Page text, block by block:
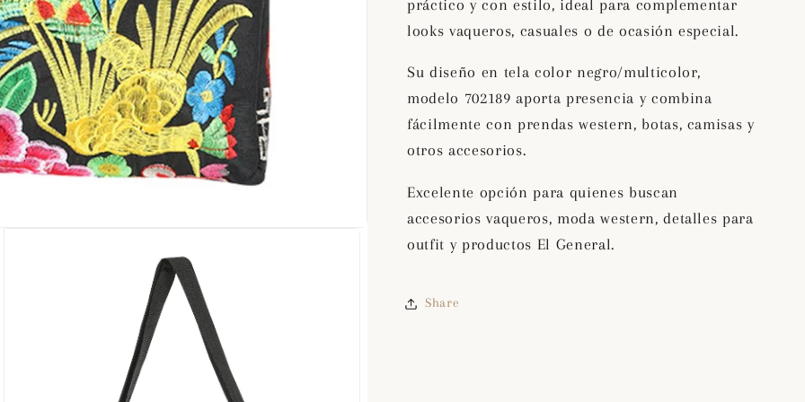
Color
Negro/Multicolor
Color
Negro/Multicolor
práctico y con estilo, ideal para complementar
looks vaqueros, casuales o de ocasión especial.
Su diseño en tela color negro/multicolor,
modelo 702189 aporta presencia y combina
fácilmente con prendas western, botas, camisas y
otros accesorios.
Excelente opción para quienes buscan
accesorios vaqueros, moda western, detalles para
outfit y productos El General.
Share